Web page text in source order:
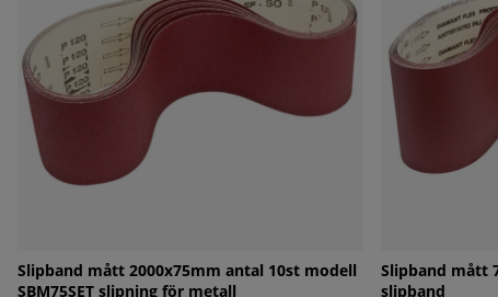
Slipband mått 2000x75mm antal 10st modell
SBM75SET slipning för metall
Slipband mått
slipband